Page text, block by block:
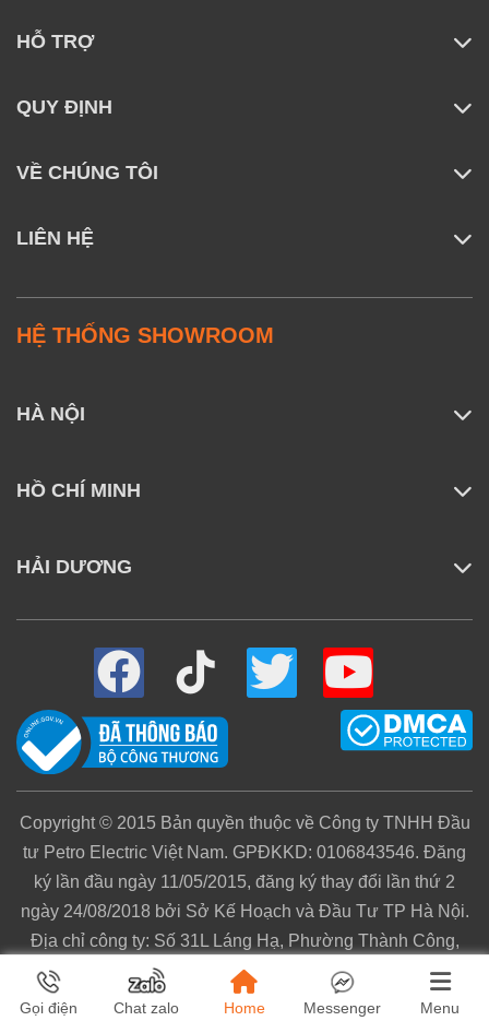
HỖ TRỢ
QUY ĐỊNH
VỀ CHÚNG TÔI
LIÊN HỆ
HỆ THỐNG SHOWROOM
HÀ NỘI
HỒ CHÍ MINH
HẢI DƯƠNG
Copyright © 2015 Bản quyền thuộc về Công ty TNHH Đầu
tư Petro Electric Việt Nam. GPĐKKD: 0106843546. Đăng
ký lần đầu ngày 11/05/2015, đăng ký thay đổi lần thứ 2
ngày 24/08/2018 bởi Sở Kế Hoạch và Đầu Tư TP Hà Nội.
Địa chỉ công ty: Số 31L Láng Hạ, Phường Thành Công,
Quận Ba Đình, TP Hà Nội. Điện thoại 024.6260.5432. Chịu
trách nhiệm nội dung: Đoàn Quý Dương. Email:
Gọi điện Chat zalo Home Messenger Menu